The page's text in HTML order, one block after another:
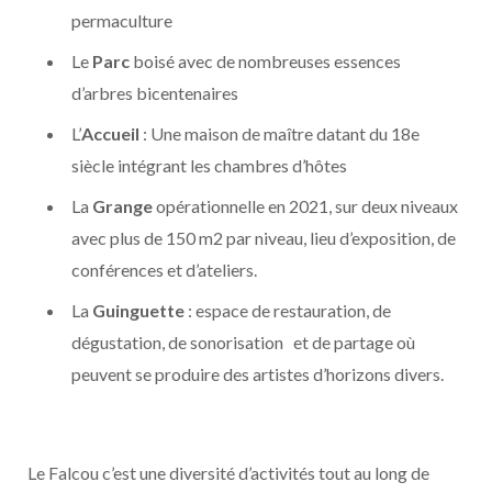
permaculture
Le Parc boisé avec de nombreuses essences
d’arbres bicentenaires
L’Accueil : Une maison de maître datant du 18e
siècle intégrant les chambres d’hôtes
La Grangeopérationnelle en 2021, sur deux niveaux
avec plus de 150 m2 par niveau, lieu d’exposition, de
conférences et d’ateliers.
La Guinguette : espace de restauration, de
dégustation, de sonorisation et de partage où
peuvent se produire des artistes d’horizons divers.
Le Falcou c’est une diversité d’activités tout au long de